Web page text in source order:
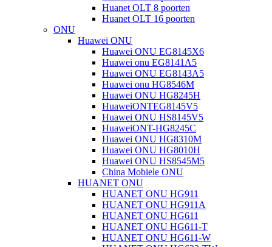
Huanet OLT 8 poorten
Huanet OLT 16 poorten
ONU
Huawei ONU
Huawei ONU EG8145X6
Huawei onu EG8141A5
Huawei ONU EG8143A5
Huawei onu HG8546M
Huawei ONU HG8245H
HuaweiONTEG8145V5
Huawei ONU HS8145V5
HuaweiONT-HG8245C
Huawei ONU HG8310M
Huawei ONU HG8010H
Huawei ONU HS8545M5
China Mobiele ONU
HUANET ONU
HUANET ONU HG911
HUANET ONU HG911A
HUANET ONU HG611
HUANET ONU HG611-T
HUANET ONU HG611-W